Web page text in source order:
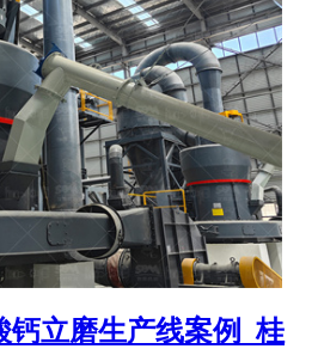
钙立磨生产线案例_桂